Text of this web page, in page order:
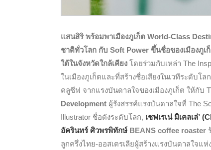
แสนสิริ พร้อมพาเมืองภูเก็ต World-Class
ชาติทั่วโลก กับ Soft Power ขึ้นชื่อของเมืองภู
ใต้ในจังหวัดใกล้เคียง โดยร่วมกับเหล่า The
ในเมืองภูเก็ตและที่สร้างชื่อเสียงในเวทีระดับโล
คลูซีฟ จากแรงบันดาลใจของเมืองภูเก็ต ให้กับ
Development ผู้รังสรรค์แรงบันดาลใจที่ The
Illustrator ชื่อดังระดับโลก, เชฟเรเน่ มิเคลเล่’
อัครินทร์ ศิวพรพิทักษ์ BEANS coffee roaster
ลูกครึ่งไทย-ออสเตรเลียผู้สร้างแรงบันดาลใจแห่